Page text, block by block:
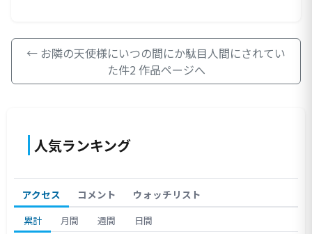
← お隣の天使様にいつの間にか駄目人間にされてい
た件2 作品ページへ
人気ランキング
アクセス コメント ウォッチリスト
累計 月間 週間 日間